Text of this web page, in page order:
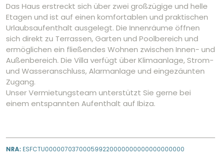
Das Haus erstreckt sich über zwei großzügige und helle
Etagen und ist auf einen komfortablen und praktischen
Urlaubsaufenthalt ausgelegt. Die Innenräume öffnen
sich direkt zu Terrassen, Garten und Poolbereich und
ermöglichen ein fließendes Wohnen zwischen Innen- und
Außenbereich. Die Villa verfügt über Klimaanlage, Strom-
und Wasseranschluss, Alarmanlage und eingezäunten
Zugang.
Unser Vermietungsteam unterstützt Sie gerne bei
einem entspannten Aufenthalt auf Ibiza.
NRA: ESFCTU000007037000599220000000000000000000